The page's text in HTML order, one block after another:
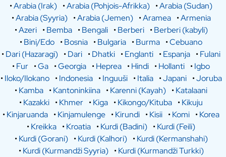
•Arabia (Irak) •Arabia (Pohjois-Afrikka) •Arabia (Sudan)
•Arabia (Syyria) •Arabia (Jemen) •Aramea •Armenia
•Azeri •Bemba •Bengali •Berberi •Berberi (kabyli)
•Bini/Edo •Bosnia •Bulgaria •Burma •Cebuano
•Dari (Hazaragi) •Dari •Dhatki •Englanti •Espanja •Fulani
•Fur •Ga •Georgia •Heprea •Hindi •Hollanti •Igbo
•Iloko/Ilokano •Indonesia •Inguuši •Italia •Japani •Joruba
•Kamba •Kantoninkiina •Karenni (Kayah) •Katalaani
•Kazakki •Khmer •Kiga •Kikongo/Kituba •Kikuju
•Kinjaruanda •Kinjamulenge •Kirundi •Kisii •Komi •Korea
•Kreikka •Kroatia •Kurdi (Badini) •Kurdi (Feili)
•Kurdi (Gorani) •Kurdi (Kalhori) •Kurdi (Kermanshahi)
•Kurdi (Kurmandži Syyria) •Kurdi (Kurmandži Turkki)